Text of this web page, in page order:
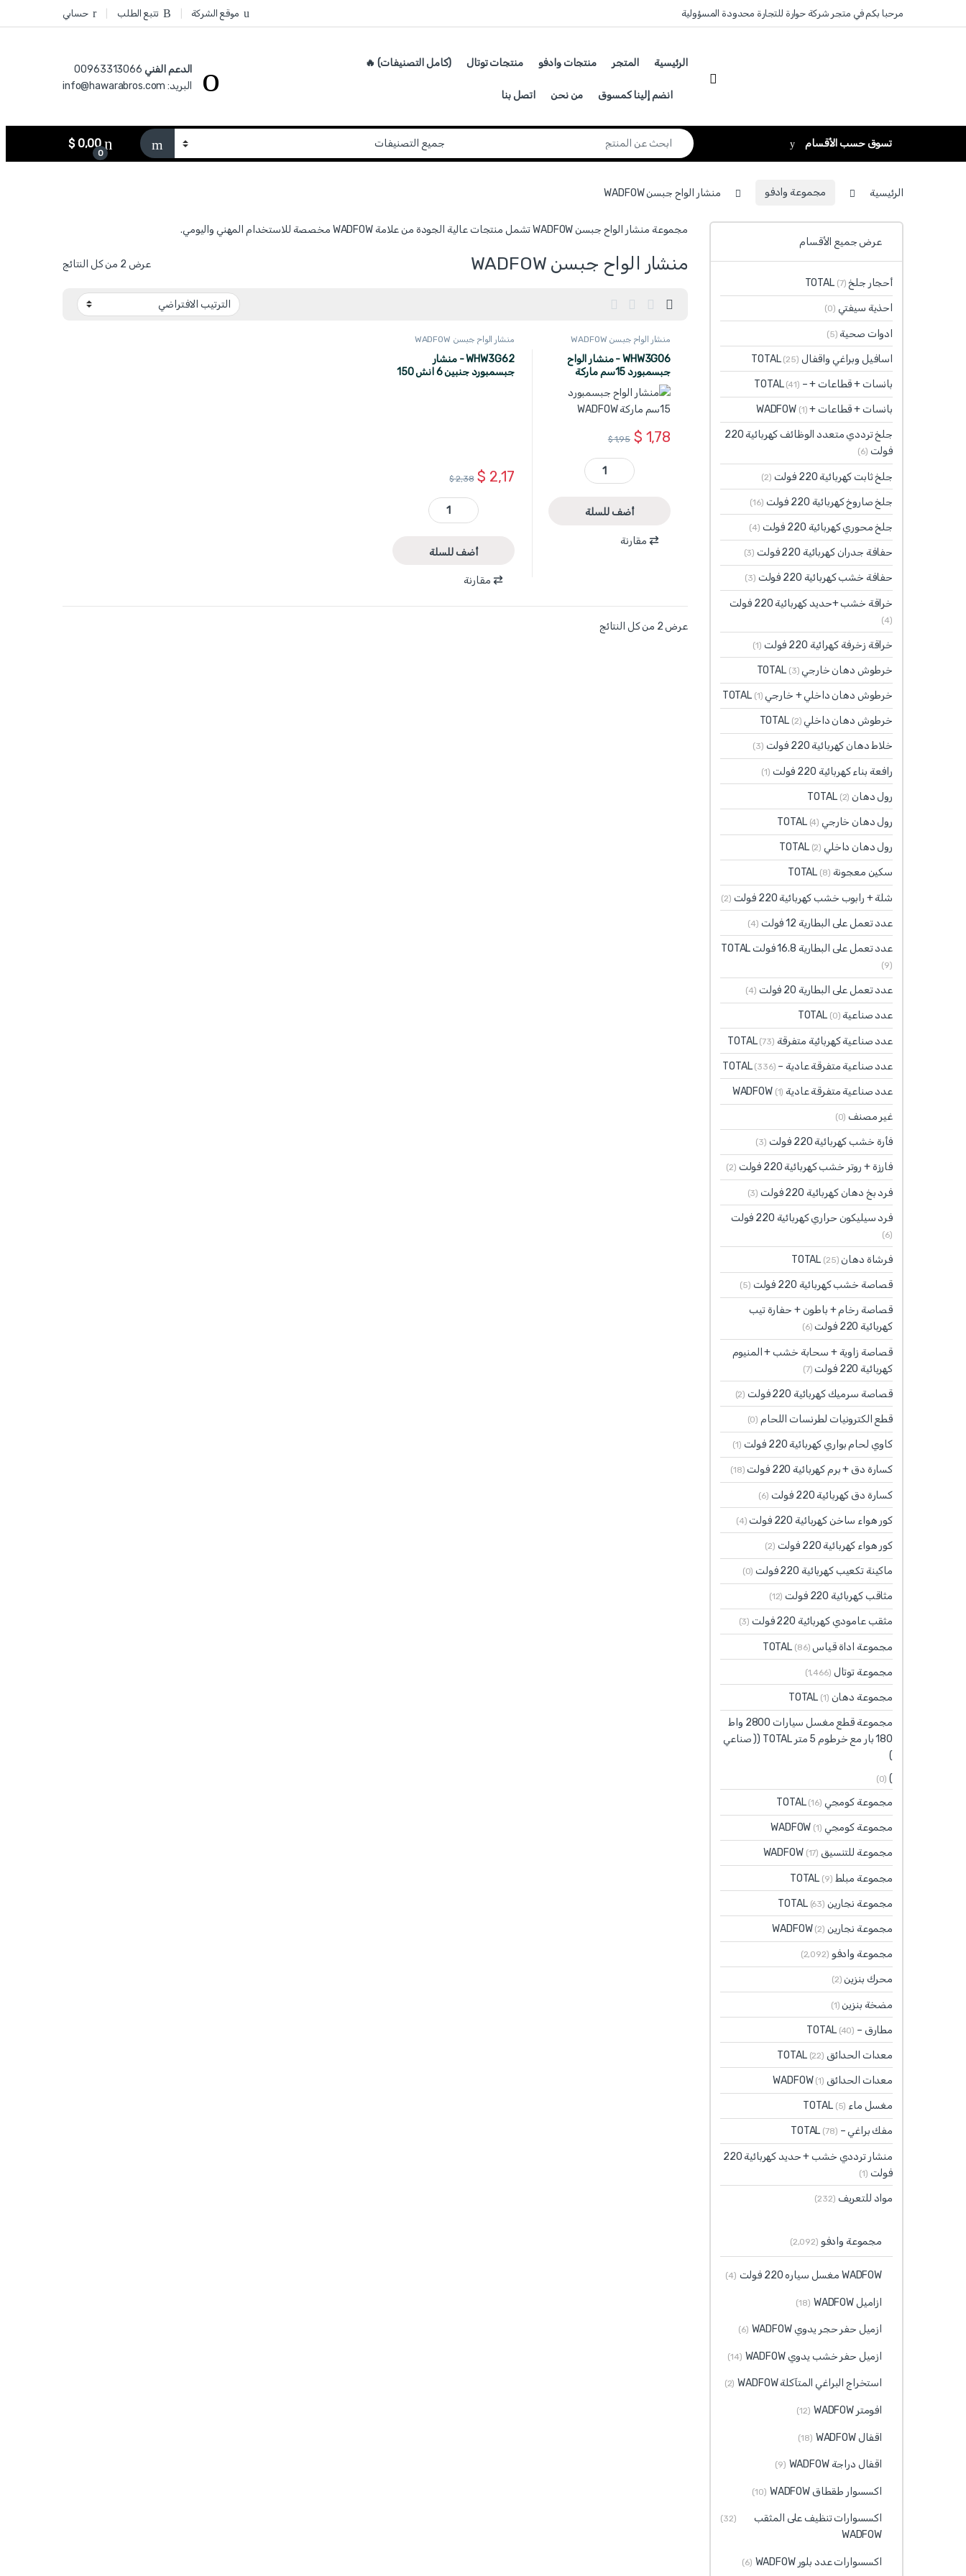
مرحبا بكم في متجر شركة حوارة للتجارة محدودة المسؤولية موقع الشركة تتبع الطلب حسابي
الرئيسية المتجر منتجات وادفو منتجات توتال (كامل التصنيفات) 🔥
انضم إلينا كمسوق من نحن اتصل بنا
الدعم الفني 00963313066‏
البريد: info@hawarabros.com
تسوق حسب الأقسام
Search for:
0
$0,00
الرئيسية مجموعة وادفو منشار الواح جبسن WADFOW
مجموعة منشار الواح جبسن WADFOW تشمل منتجات عالية الجودة من علامة WADFOW مخصصة للاستخدام المهني واليومي.
منشار الواح جبسن WADFOW عرض ⁦2⁩ من كل النتائج
منشار الواح جبسن WADFOW
WHW3G06 - منشار الواح
جبسمبورد 15سم ماركة
WADFOW
$ 1,78
$1,95
WHW3G06 - منشار الواح جبسمبورد 15سم ماركة WADFOW quantity
أضف للسلة
مقارنة
منشار الواح جبسن WADFOW
WHW3G62 - منشار
جبسمبورد جنبين 6 انش 150
$ 2,17
$2,38
WHW3G62 - منشار جبسمبورد جنبين 6 انش 150 مم WADFOW quantity
أضف للسلة
مقارنة
عرض ⁦2⁩ من كل النتائج
عرض جميع الأقسام
أحجار جلخ TOTAL (7)
احذية سيفتي (0)
ادوات صحية (5)
اسافيل وبراغي واقفال TOTAL (25)
بانسات + قطاعات + – TOTAL (41)
بانسات + قطاعات + WADFOW (1)
جلخ ترددي متعدد الوظائف كهربائية 220
فولت (6)
جلخ ثابت كهربائية 220 فولت (2)
جلخ صاروخ كهربائية 220 فولت (16)
جلخ محوري كهربائية 220 فولت (4)
حفافة جدران كهربائية 220 فولت (3)
حفافة خشب كهربائية 220 فولت (3)
خراقة خشب +حديد كهربائية 220 فولت
(4)
خراقة زخرفة كهرائية 220 فولت (1)
خرطوش دهان خارجي TOTAL (3)
خرطوش دهان داخلي + خارجي TOTAL (1)
خرطوش دهان داخلي TOTAL (2)
خلاط دهان كهربائية 220 فولت (3)
رافعة بناء كهربائية 220 فولت (1)
رول دهان TOTAL (2)
رول دهان خارجي TOTAL (4)
رول دهان داخلي TOTAL (2)
سكين معجونة TOTAL (8)
شلة + رابوب خشب كهربائية 220 فولت (2)
عدد تعمل على البطارية 12 فولت (4)
عدد تعمل على البطارية 16.8 فولت TOTAL
(9)
عدد تعمل على البطارية 20 فولت (4)
عدد صناعية TOTAL (0)
عدد صناعية كهربائية متفرقة TOTAL (73)
عدد صناعية متفرقة عادية – TOTAL (336)
عدد صناعية متفرقة عادية WADFOW (1)
غير مصنف (0)
فأرة خشب كهربائية 220 فولت (3)
فارزة + روتر خشب كهربائية 220 فولت (2)
فرد بخ دهان كهربائية 220 فولت (3)
فرد سيليكون حراري كهربائية 220 فولت
(6)
فرشاة دهان TOTAL (25)
قصاصة خشب كهربائية 220 فولت (5)
قصاصة رخام + باطون + حفارة تيب
كهربائية 220 فولت
(6)
قصاصة زاوية + سحابة خشب + المنيوم
كهربائية 220 فولت
(7)
قصاصة سرميك كهربائية 220 فولت (2)
قطع الكترونيات لطرنسات اللحام (0)
كاوي لحام بواري كهربائية 220 فولت (1)
كسارة دق + برم كهربائية 220 فولت (18)
كسارة دق كهربائية 220 فولت (6)
كور هواء ساخن كهربائية 220 فولت (4)
كور هواء كهربائية 220 فولت (2)
ماكينة تكعيب كهربائية 220 فولت (0)
مثاقب كهربائية 220 فولت (12)
مثقب عامودي كهربائية 220 فولت (3)
مجموعة اداة قياس TOTAL (86)
مجموعة توتال (1٬466)
مجموعة دهان TOTAL (1)
مجموعة قطع مغسل سيارات 2800 واط
180 بار مع خرطوم 5 متر TOTAL (( صناعي
)
)
(0)
مجموعة كومجي TOTAL (16)
مجموعة كومجي WADFOW (1)
مجموعة للتنسيق WADFOW (17)
مجموعة مبلط TOTAL (9)
مجموعة نجارين TOTAL (63)
مجموعة نجارين WADFOW (2)
مجموعة وادفو (2٬092)
محرك بنزين (2)
مضخة بنزين (1)
مطارق – TOTAL (40)
معدات الحدائق TOTAL (22)
معدات الحدائق WADFOW (1)
مغسل ماء TOTAL (5)
مفك براغي – TOTAL (78)
منشار ترددي خشب + حديد كهربائية 220
فولت (1)
مواد للتعريف (232)
مجموعة وادفو (2٬092)
WADFOW مغسل سياره 220 فولت (4)
ازاميل WADFOW (18)
ازميل حفر حجر يدوي WADFOW (6)
ازميل حفر خشب يدوي WADFOW (14)
استخراج البراغي المتآكلة WADFOW (2)
افومتر WADFOW (12)
اقفال WADFOW (18)
اقفال دراجة WADFOW (9)
اكسسوار طقطاق WADFOW (10)
اكسسوارات تنظيف على المثقب
WADFOW
(32)
اكسسوارات عدد بلور WADFOW (6)